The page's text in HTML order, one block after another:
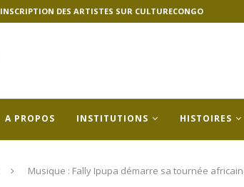
INSCRIPTION DES ARTISTES SUR CULTURECONGO
A PROPOS INSTITUTIONS HISTOIRES
Musique : Fally Ipupa démarre sa tournée